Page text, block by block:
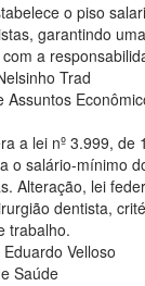
o piso
garantindo
a
Trad
Assuntos
a lei nº 3.999,
o salário-mínimo
Alteração, lei
dentista,
trabalho.
Velloso
Saúde